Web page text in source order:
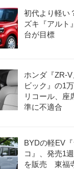
初代より軽い
ズキ『アルト
台が目標
ホンダ『ZR-
ビック』の1
リコール、座
準に不適合
BYDの軽EV『
コ』、発売1
を販売 東福